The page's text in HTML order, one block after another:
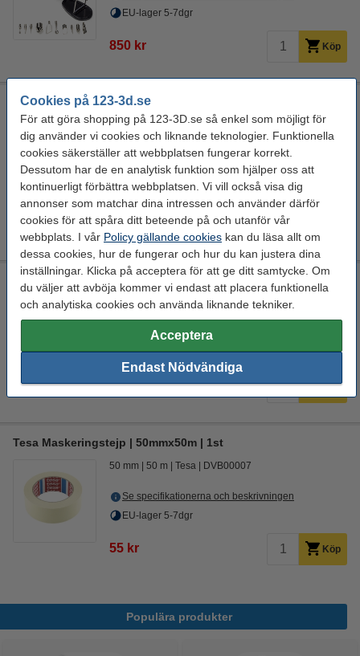
Cookies på 123-3d.se
För att göra shopping på 123-3D.se så enkel som möjligt för
dig använder vi cookies och liknande teknologier. Funktionella
cookies säkerställer att webbplatsen fungerar korrekt.
Dessutom har de en analytisk funktion som hjälper oss att
kontinuerligt förbättra webbplatsen. Vi vill också visa dig
annonser som matchar dina intressen och använder därför
cookies för att spåra ditt beteende på och utanför vår
webbplats. I vår Policy gällande cookies kan du läsa allt om
dessa cookies, hur de fungerar och hur du kan justera dina
inställningar. Klicka på acceptera för att ge ditt samtycke. Om
du väljer att avböja kommer vi endast att placera funktionella
och analytiska cookies och använda liknande tekniker.
Acceptera
Endast Nödvändiga
EU-lager 5-7dgr
850 kr Köp
Modifi3d Reparations-/modifieringsverktyg
8 W + 450 °C 5 V Modifi3D
Se specifikationerna och beskrivningen
i lager
Beställ nu så skickar vi på måndag!
345 kr
SUNLU filamentkontakt
Download 1,75 mm Sunlu DAR01819
Se specifikationerna och beskrivningen
EU-lager 5-7dgr
445 kr Köp
Tesa Maskeringstejp | 50mmx50m | 1st
50 mm 50 m Tesa DVB00007
Se specifikationerna och beskrivningen
EU-lager 5-7dgr
55 kr Köp
Populära produkter